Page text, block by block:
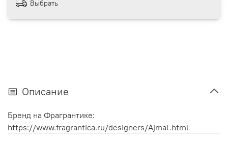
Выбрать
Описание
Бренд на Фрагрантике:
https://www.fragrantica.ru/designers/Ajmal.html